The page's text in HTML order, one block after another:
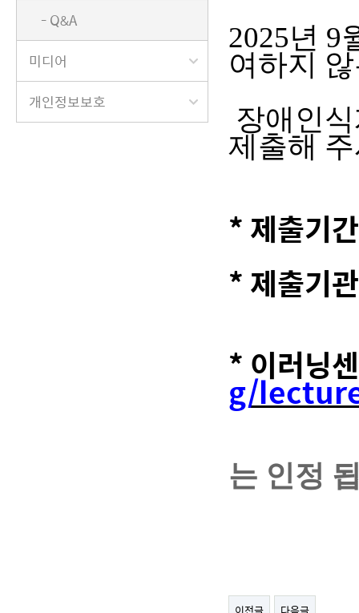
- Q&A
미디어
개인정보보호
2025년 9
여하지
장애인
제출해
* 제출기
* 제출기
* 이러닝
g/
는 인정